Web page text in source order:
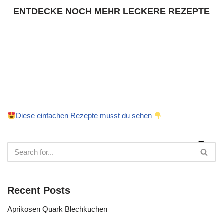
ENTDECKE NOCH MEHR LECKERE REZEPTE
Diese einfachen Rezepte musst du sehen
Recent Posts
Aprikosen Quark Blechkuchen